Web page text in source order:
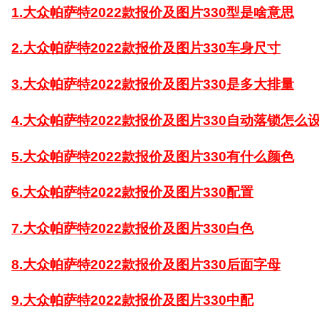
1.大众帕萨特2022款报价及图片330型是啥意思
2.大众帕萨特2022款报价及图片330车身尺寸
3.大众帕萨特2022款报价及图片330是多大排量
4.大众帕萨特2022款报价及图片330自动落锁怎么
5.大众帕萨特2022款报价及图片330有什么颜色
6.大众帕萨特2022款报价及图片330配置
7.大众帕萨特2022款报价及图片330白色
8.大众帕萨特2022款报价及图片330后面字母
9.大众帕萨特2022款报价及图片330中配